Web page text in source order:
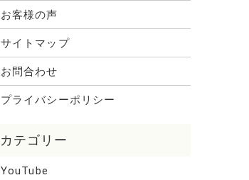
お客様の声
サイトマップ
お問合わせ
プライバシーポリシー
YouTube